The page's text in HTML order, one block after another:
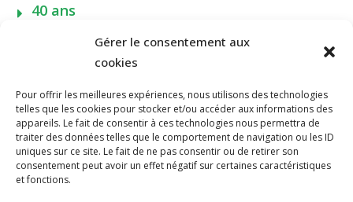
Gérer le consentement aux
cookies
Pour offrir les meilleures expériences, nous utilisons des technologies
telles que les cookies pour stocker et/ou accéder aux informations des
appareils. Le fait de consentir à ces technologies nous permettra de
traiter des données telles que le comportement de navigation ou les ID
uniques sur ce site. Le fait de ne pas consentir ou de retirer son
consentement peut avoir un effet négatif sur certaines caractéristiques
et fonctions.
40 ans
NOUS JOINDRE
400, boulevard Jean-Lesage
Hall Est, bureau 535